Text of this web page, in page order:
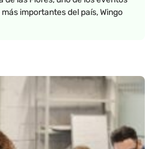
importantes del país, Wingo